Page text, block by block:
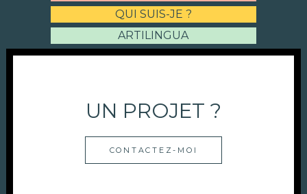
QUI SUIS-JE ?
ARTILINGUA
UN PROJET ?
CONTACTEZ-MOI